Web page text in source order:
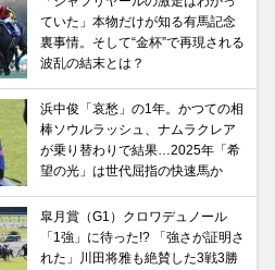
ていた」本物だけが知る有馬記念
裏事情。そして“金杯”で再現される
波乱の結末とは？
浜中俊「哀愁」の1年。かつての相
棒ソウルラッシュ、ナムラクレア
が乗り替わりで結果…2025年「希
望の光」は世代屈指の快速馬か
皐月賞（G1）クロワデュノール
「1強」に待った!? 「強さが証明さ
れた」川田将雅も絶賛した3戦3勝